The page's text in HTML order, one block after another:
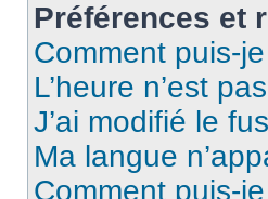
Préférences et
Comment puis-
L’heure n’est
J’ai modifié le
Ma langue
Comment puis-